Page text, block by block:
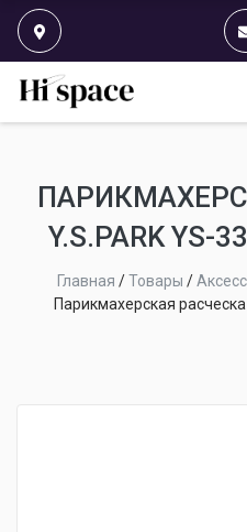
Y.S.PARK YS-
Главная /Товары /
Парикмахерская